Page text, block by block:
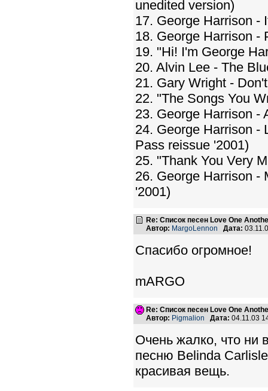
unedited version)
17. George Harrison -
18. George Harrison -
19. "Hi! I'm George
20. Alvin Lee - The
21. Gary Wright -
22. "The Songs You
23. George Harrison -
24. George Harrison -
Pass reissue '2001)
25. "Thank You Very
26. George Harrison -
'2001)
Re: Список песен Love One
Автор: MargoLennon Дата:
Спасибо огромное!
mARGO
Re: Список песен Love One
Автор: Pigmalion Дата: 04.11.03
Очень жалко, что ни
песню Belinda
красивая вещь.